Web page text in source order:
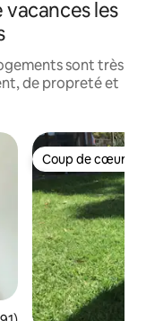
vacances les
sont très
de propreté et
Coup de cœur
Coup de cœur